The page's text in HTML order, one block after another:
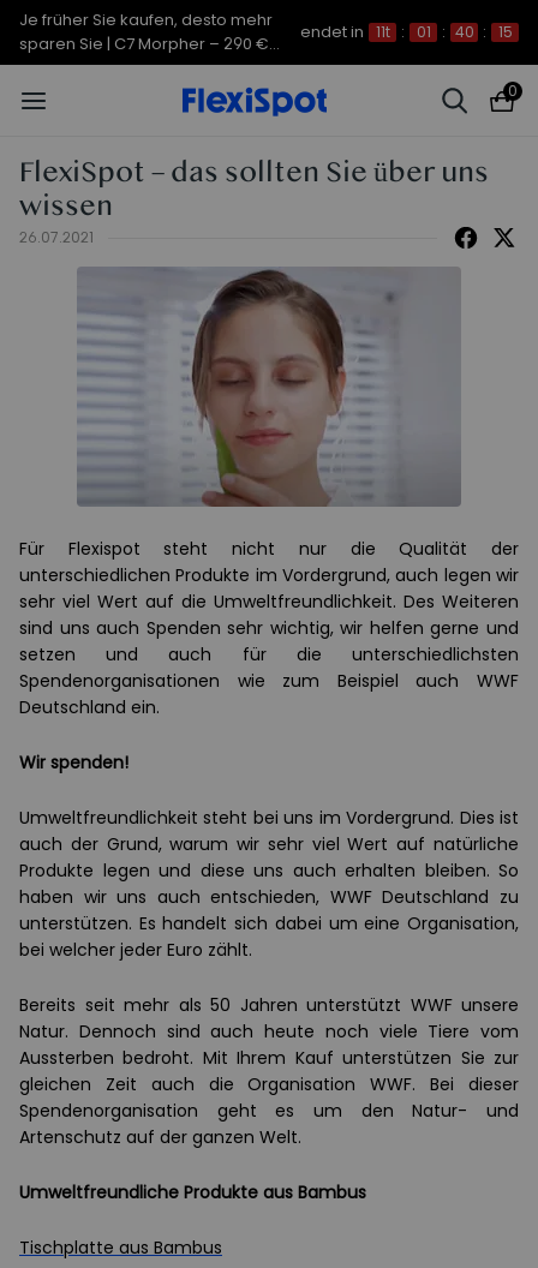
Je früher Sie kaufen, desto mehr
sparen Sie | C7 Morpher – 290 €
Rabatt
endet in 11t : 01 : 40 : 14
0
FlexiSpot – das sollten Sie über uns
wissen
26.07.2021
Für Flexispot steht nicht nur die Qualität der
unterschiedlichen Produkte im Vordergrund, auch legen wir
sehr viel Wert auf die Umweltfreundlichkeit. Des Weiteren
sind uns auch Spenden sehr wichtig, wir helfen gerne und
setzen und auch für die unterschiedlichsten
Spendenorganisationen wie zum Beispiel auch WWF
Deutschland ein.
Wir spenden!
Umweltfreundlichkeit steht bei uns im Vordergrund. Dies ist
auch der Grund, warum wir sehr viel Wert auf natürliche
Produkte legen und diese uns auch erhalten bleiben. So
haben wir uns auch entschieden, WWF Deutschland zu
unterstützen. Es handelt sich dabei um eine Organisation,
bei welcher jeder Euro zählt.
Bereits seit mehr als 50 Jahren unterstützt WWF unsere
Natur. Dennoch sind auch heute noch viele Tiere vom
Aussterben bedroht. Mit Ihrem Kauf unterstützen Sie zur
gleichen Zeit auch die Organisation WWF. Bei dieser
Spendenorganisation geht es um den Natur- und
Artenschutz auf der ganzen Welt.
Umweltfreundliche Produkte aus Bambus
Tischplatte aus Bambus